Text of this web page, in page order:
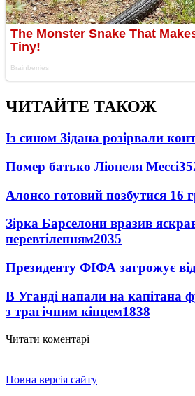
ЧИТАЙТЕ ТАКОЖ
Із сином Зідана розірвали
Помер батько Ліонеля Мессі
Алонсо готовий позбутися 16
Зірка Барселони вразив
перевтіленням2035
Президенту ФІФА загрожує
В Уганді напали на капітана
з трагічним кінцем1838
Читати коментарі
Повна версія сайту